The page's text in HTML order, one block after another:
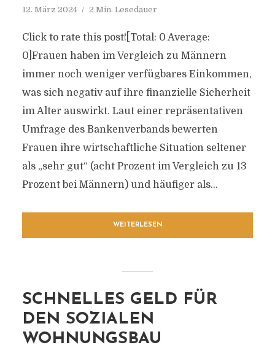
12. März 2024 2 Min. Lesedauer
Click to rate this post![Total: 0 Average:
0]Frauen haben im Vergleich zu Männern
immer noch weniger verfügbares Einkommen,
was sich negativ auf ihre finanzielle Sicherheit
im Alter auswirkt. Laut einer repräsentativen
Umfrage des Bankenverbands bewerten
Frauen ihre wirtschaftliche Situation seltener
als „sehr gut“ (acht Prozent im Vergleich zu 13
Prozent bei Männern) und häufiger als...
WEITERLESEN
SCHNELLES GELD FÜR
DEN SOZIALEN
WOHNUNGSBAU